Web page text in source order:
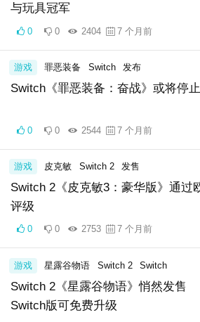
与玩具冠军
0 0 2404 7 个月前
Switch《罪恶装备：奋战》或将停
游戏 罪恶装备 Switch 发布
0 0 2544 7 个月前
Switch 2《皮克敏3：豪华版》通过
评级
游戏 皮克敏 Switch 2 发售
0 0 2753 7 个月前
Switch 2《星露谷物语》悄然发售
Switch版可免费升级
游戏 星露谷物语 Switch 2 Switch